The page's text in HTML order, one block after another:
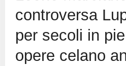
controversa
per secoli in
opere celano